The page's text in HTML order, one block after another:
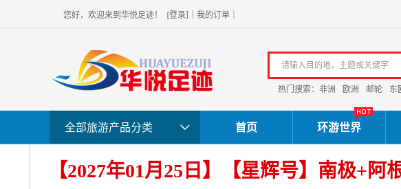
您好，欢迎来到华悦足迹！ [登录] 我的订单
热门搜索： 非洲 欧洲 邮轮 东
全部旅游产品分类 首页 环游世界
【2027年01月25日】【星辉号】南极+阿